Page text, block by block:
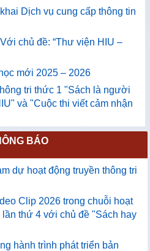
Dịch vụ cung cấp thông tin
chủ đề: “Thư viện HIU –
mới 2025 – 2026
tri thức 1 "Sách là người
và "Cuộc thi viết cảm nhận
BÁO
dự hoạt động truyền thông tri
Clip 2026 trong chuỗi hoạt
thứ 4 với chủ đề "Sách hay
hành trình phát triển bản